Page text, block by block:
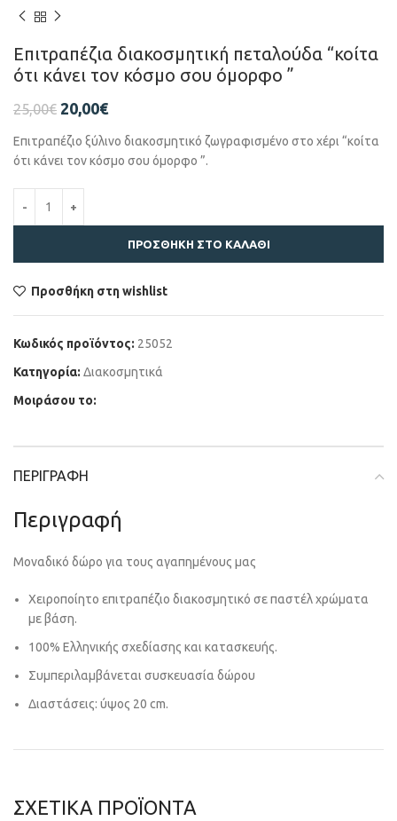
Επιτραπέζια διακοσμητική πεταλούδα “κοίτα
ότι κάνει τον κόσμο σου όμορφο ”
25,00€ 20,00€
Επιτραπέζιο ξύλινο διακοσμητικό ζωγραφισμένο στο χέρι “κοίτα
ότι κάνει τον κόσμο σου όμορφο ”.
ΠΡΟΣΘΉΚΗ ΣΤΟ ΚΑΛΆΘΙ
Προσθήκη στη wishlist
Κωδικός προϊόντος: 25052
Κατηγορία: Διακοσμητικά
Μοιράσου το:
ΠΕΡΙΓΡΑΦΉ
Περιγραφή
Μοναδικό δώρο για τους αγαπημένους μας
Χειροποίητο επιτραπέζιο διακοσμητικό σε παστέλ χρώματα
με βάση.
100% Ελληνικής σχεδίασης και κατασκευής.
Συμπεριλαμβάνεται συσκευασία δώρου
Διαστάσεις: ύψος 20 cm.
ΣΧΕΤΙΚΆ ΠΡΟΪΌΝΤΑ